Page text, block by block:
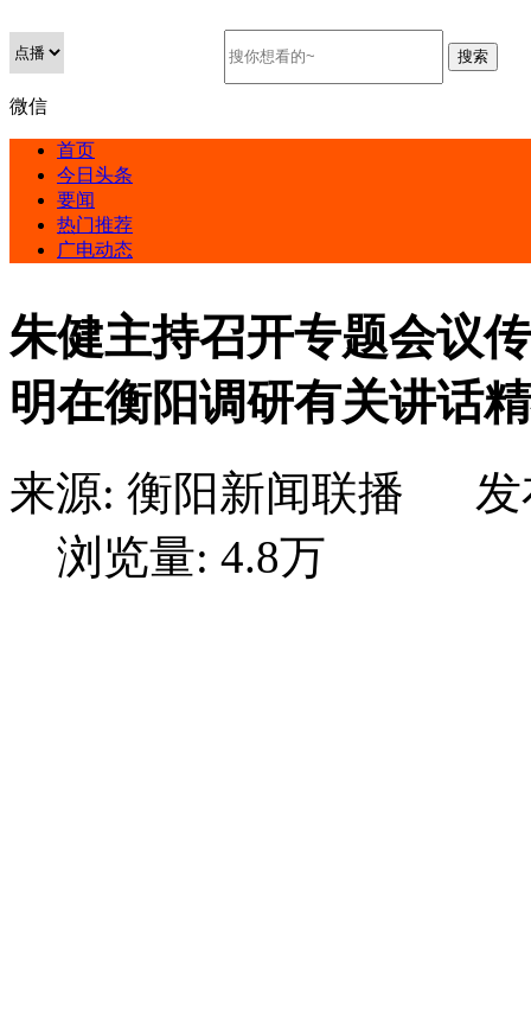
微信
首页
今日头条
要闻
热门推荐
广电动态
朱健主持召开专题会议
明在衡阳调研有关讲话
来源: 衡阳新闻联播
浏览量: 4.8万